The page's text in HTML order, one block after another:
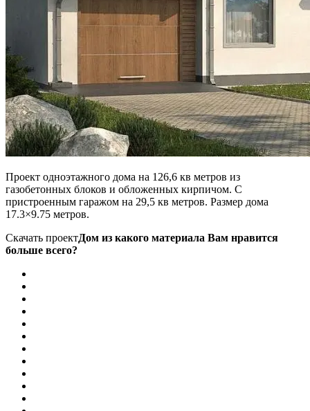
Проект одноэтажного дома на 126,6 кв метров из
газобетонных блоков и обложенных кирпичом. С
пристроенным гаражом на 29,5 кв метров. Размер дома
17.3×9.75 метров.
Скачать проектДом из какого материала Вам нравится
больше всего?